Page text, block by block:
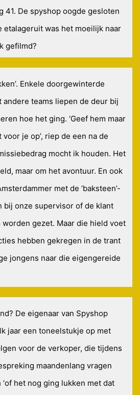
41. De spyshop oogde gesloten
etalageruit was het moeilijk naar
gefilmd?
Enkele doorgewinterde
teams liepen de deur bij
hoe het ging. ‘Geef hem maar
je op’, riep de een na de
mocht ik houden. Het
maar om het avontuur. En ook
met de ‘baksteen’-
bij onze supervisor of de klant
worden gezet. Maar die hield voet
hebben gekregen in de trant
jongens naar die eigengereide
De eigenaar van Spyshop
jaar een toneelstukje op met
voor de verkoper, die tijdens
maandenlang vragen
het nog ging lukken met dat